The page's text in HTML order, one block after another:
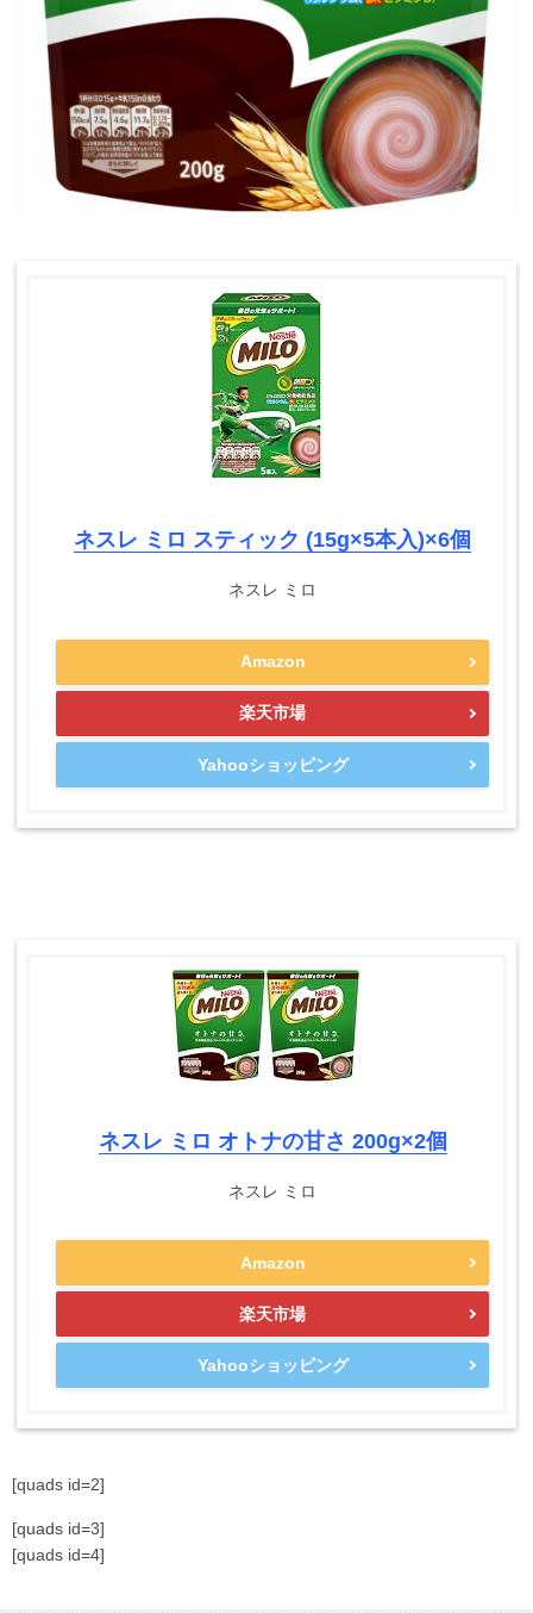
ネスレ ミロ スティック (15g×5本入)×6個
ネスレ ミロ
Amazon
楽天市場
Yahooショッピング
ネスレ ミロ オトナの甘さ 200g×2個
ネスレ ミロ
Amazon
楽天市場
Yahooショッピング
[quads id=2]
[quads id=3]
[quads id=4]